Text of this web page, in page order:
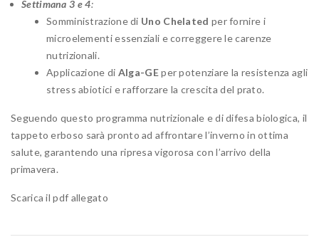
Settimana 3 e 4:
Somministrazione di Uno Chelated per fornire i
microelementi essenziali e correggere le carenze
nutrizionali.
Applicazione di Alga-GEper potenziare la resistenza agli
stress abiotici e rafforzare la crescita del prato.
Seguendo questo programma nutrizionale e di difesa biologica, il
tappeto erboso sarà pronto ad affrontare l’inverno in ottima
salute, garantendo una ripresa vigorosa con l’arrivo della
primavera.
Scarica il pdf allegato